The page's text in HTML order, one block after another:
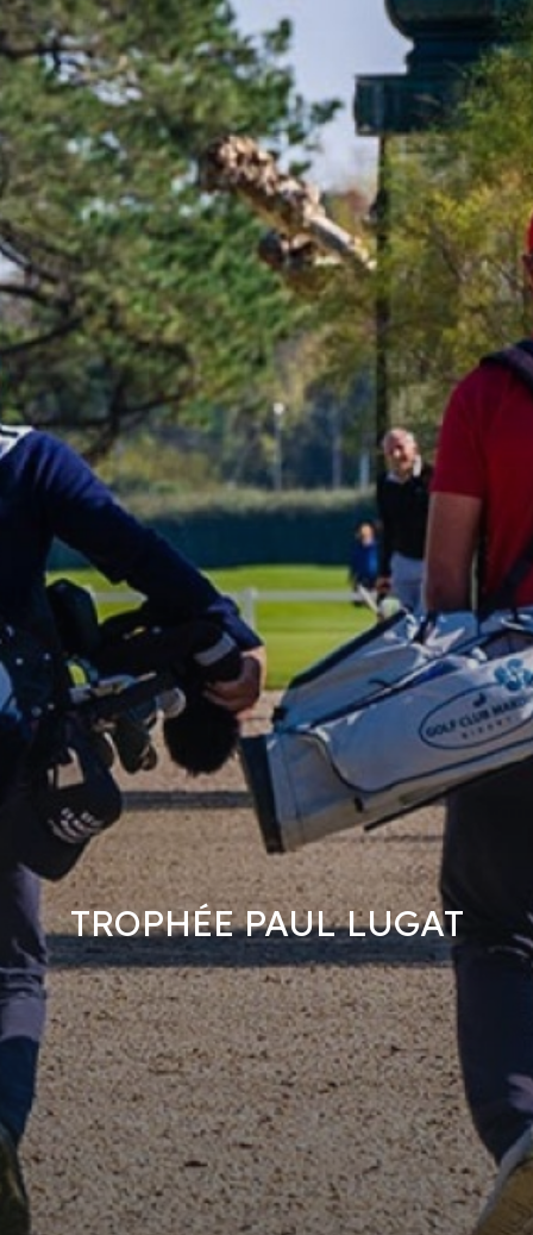
TROPHÉE PAUL LUGAT